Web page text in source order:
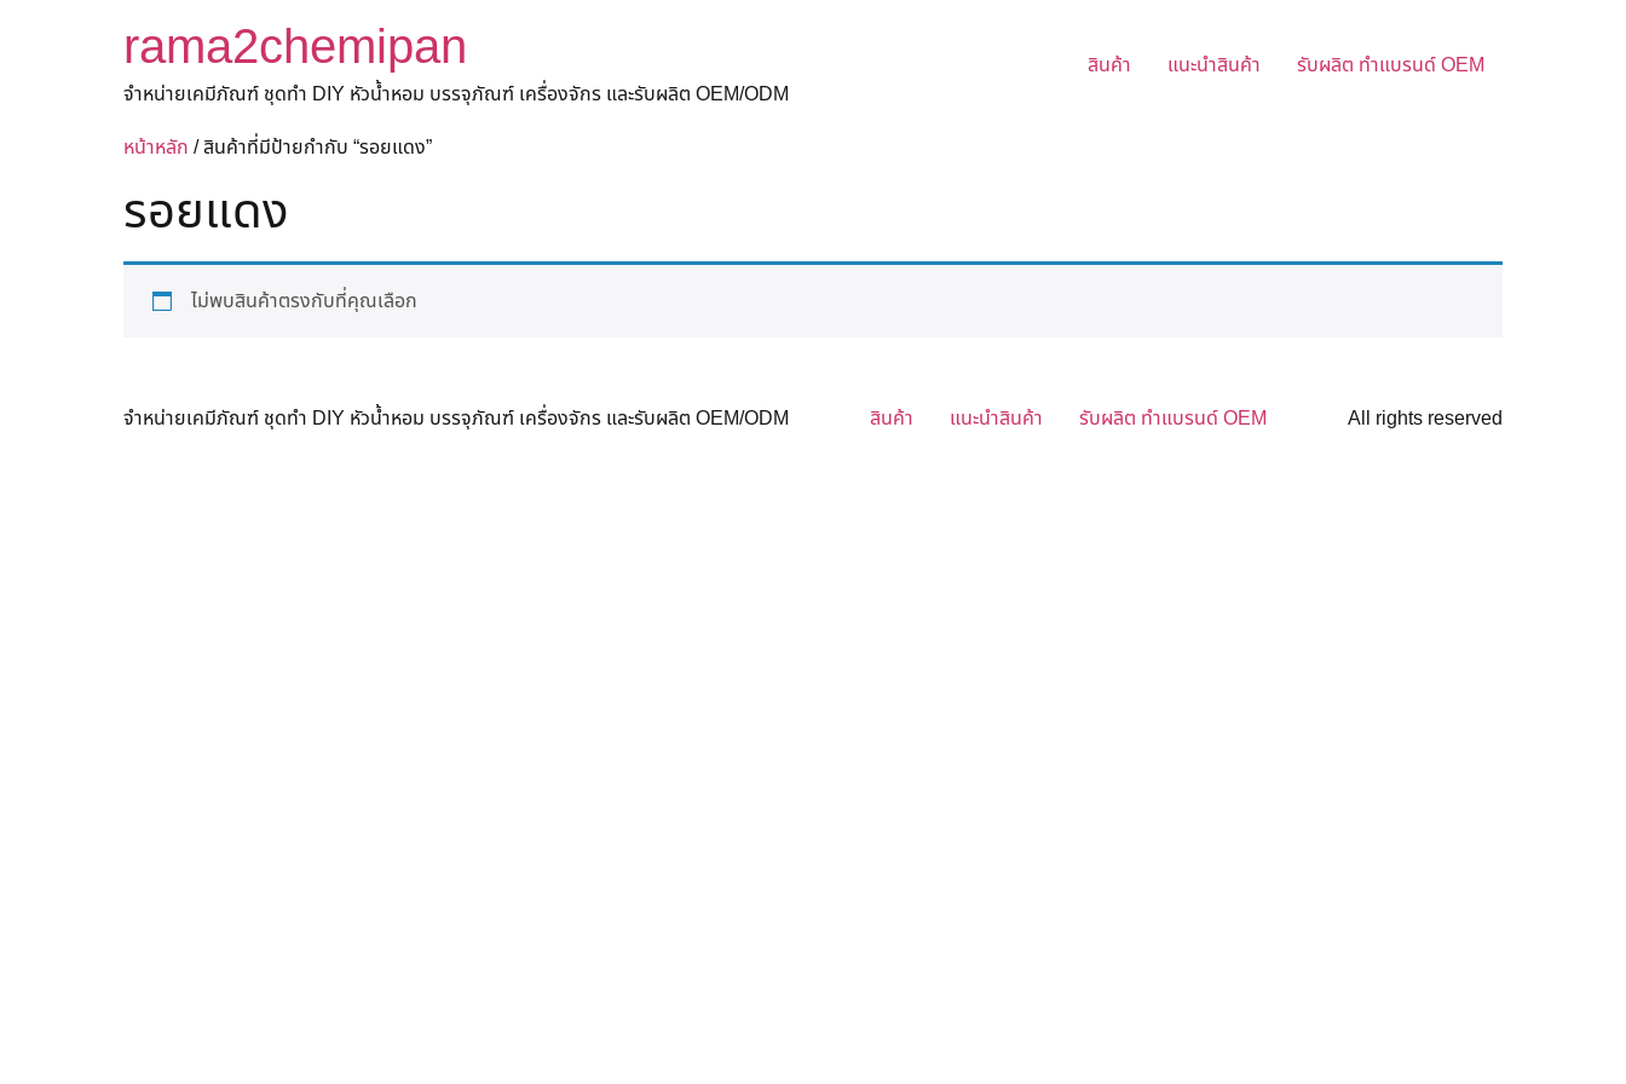
rama2chemipan
จำหน่ายเคมีภัณฑ์ ชุดทำ DIY หัวน้ำหอม บรรจุภัณฑ์ เครื่องจักร และรับผลิต OEM/ODM
สินค้า แนะนำสินค้า รับผลิต ทำแบรนด์ OEM
หน้าหลัก / สินค้าที่มีป้ายกำกับ “รอยแดง”
รอยแดง
ไม่พบสินค้าตรงกับที่คุณเลือก
จำหน่ายเคมีภัณฑ์ ชุดทำ DIY หัวน้ำหอม บรรจุภัณฑ์ เครื่องจักร และรับผลิต OEM/ODM สินค้า แนะนำสินค้า รับผลิต ทำแบรนด์ OEM All rights reserved